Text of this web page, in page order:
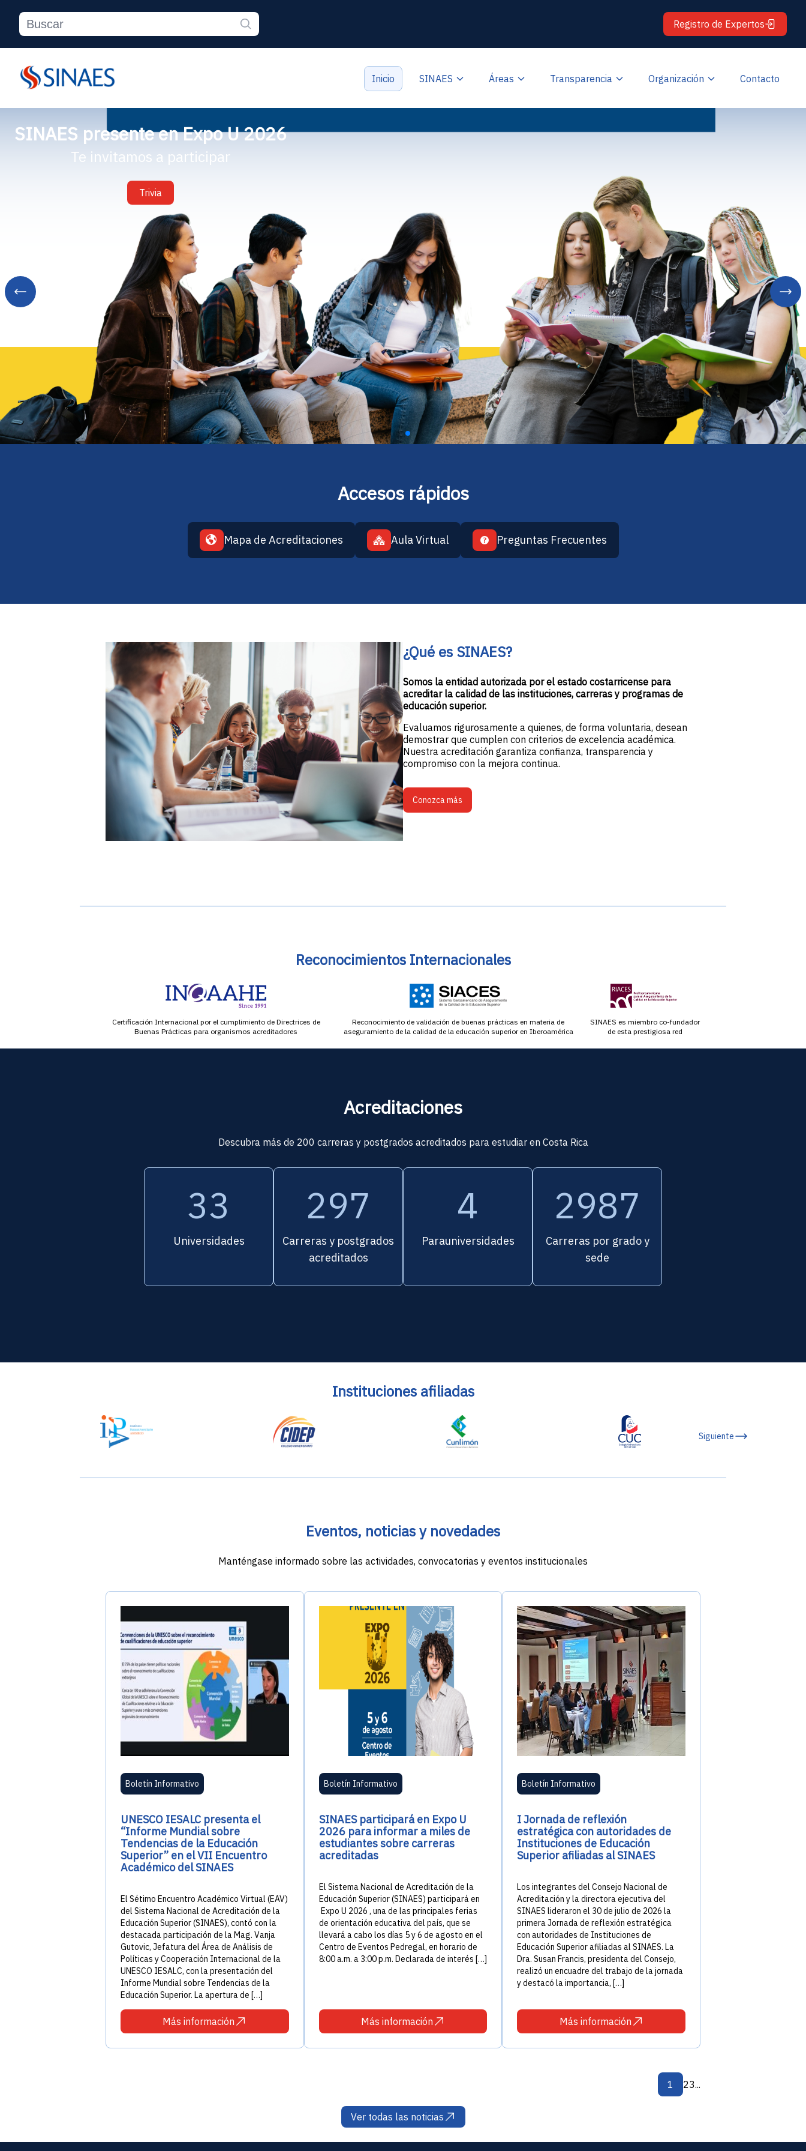
Registro de Expertos
Inicio SINAES Áreas Transparencia Organización Contacto
SINAES presente en Expo U 2026
Te invitamos a participar
Trivia
Accesos rápidos
Mapa de Acreditaciones Aula Virtual Preguntas Frecuentes
¿Qué es SINAES?
Somos la entidad autorizada por el estado costarricense para
acreditar la calidad de las instituciones, carreras y programas de
educación superior.
Evaluamos rigurosamente a quienes, de forma voluntaria, desean
demostrar que cumplen con criterios de excelencia académica.
Nuestra acreditación garantiza confianza, transparencia y
compromiso con la mejora continua.
Conozca más
Reconocimientos Internacionales
Certificación Internacional por el cumplimiento de Directrices de
Buenas Prácticas para organismos acreditadores
Reconocimiento de validación de buenas prácticas en materia de
aseguramiento de la calidad de la educación superior en Iberoamérica
SINAES es miembro co-fundador
de esta prestigiosa red
Acreditaciones
Descubra más de 200 carreras y postgrados acreditados para estudiar en Costa Rica
33
Universidades
297
Carreras y postgrados
acreditados
5
Parauniversidades
2988
Carreras por grado y
sede
Instituciones afiliadas
Siguiente
Eventos, noticias y novedades
Manténgase informado sobre las actividades, convocatorias y eventos institucionales
Boletín Informativo
UNESCO IESALC presenta el
“Informe Mundial sobre
Tendencias de la Educación
Superior” en el VII Encuentro
Académico del SINAES
El Sétimo Encuentro Académico Virtual (EAV)
del Sistema Nacional de Acreditación de la
Educación Superior (SINAES), contó con la
destacada participación de la Mag. Vanja
Gutovic, Jefatura del Área de Análisis de
Políticas y Cooperación Internacional de la
UNESCO IESALC, con la presentación del
Informe Mundial sobre Tendencias de la
Educación Superior. La apertura de […]
Más información
Boletín Informativo
SINAES participará en Expo U
2026 para informar a miles de
estudiantes sobre carreras
acreditadas
El Sistema Nacional de Acreditación de la
Educación Superior (SINAES) participará en
Expo U 2026 , una de las principales ferias
de orientación educativa del país, que se
llevará a cabo los días 5 y 6 de agosto en el
Centro de Eventos Pedregal, en horario de
8:00 a.m. a 3:00 p.m. Declarada de interés […]
Más información
Boletín Informativo
I Jornada de reflexión
estratégica con autoridades de
Instituciones de Educación
Superior afiliadas al SINAES
Los integrantes del Consejo Nacional de
Acreditación y la directora ejecutiva del
SINAES lideraron el 30 de julio de 2026 la
primera Jornada de reflexión estratégica
con autoridades de Instituciones de
Educación Superior afiliadas al SINAES. La
Dra. Susan Francis, presidenta del Consejo,
realizó un encuadre del trabajo de la jornada
y destacó la importancia, […]
Más información
1 23...
Ver todas las noticias